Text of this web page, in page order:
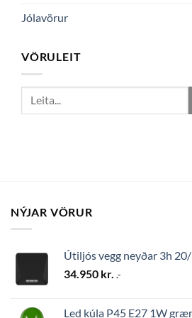
Jólavörur
VÖRULEIT
Search
NÝJAR VÖRUR
Útiljós vegg neyðar 3h
34.950 kr. .-
Led kúla P45 E27 1W